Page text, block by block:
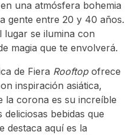
una atmósfera bohemia
gente entre 20 y 40 años.
lugar se ilumina con
magia que te envolverá.
de Fiera Rooftopofrece
inspiración asiática,
la corona es su increíble
bebidas que
destaca aquí es la